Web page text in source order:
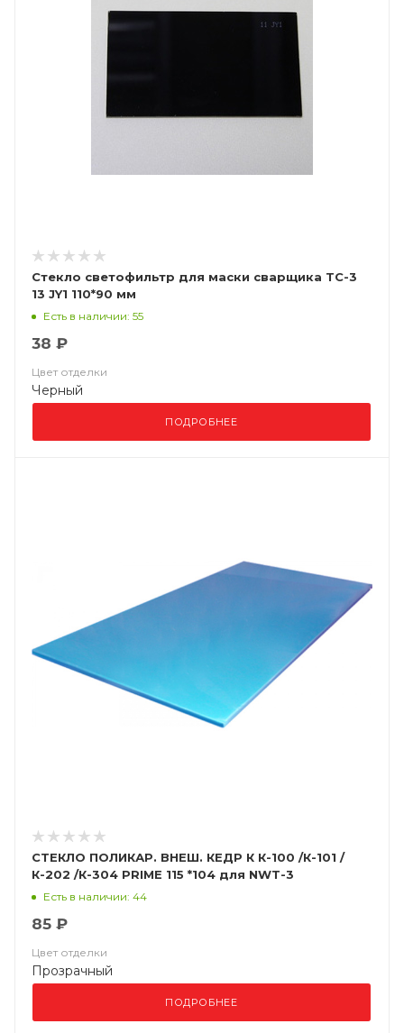
Стекло светофильтр для маски сварщика ТС-3
13 JY1 110*90 мм
Есть в наличии: 55
38 ₽
Цвет отделки
Черный
ПОДРОБНЕЕ
СТЕКЛО ПОЛИКАР. ВНЕШ. КЕДР К К-100 /К-101 /
К-202 /К-304 PRIME 115 *104 для NWT-3
(Арт.8005183)
Есть в наличии: 44
85 ₽
Цвет отделки
Прозрачный
ПОДРОБНЕЕ